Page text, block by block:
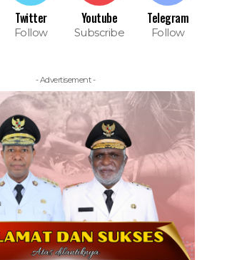
Twitter
Follow
Youtube
Subscribe
Telegram
Follow
- Advertisement -